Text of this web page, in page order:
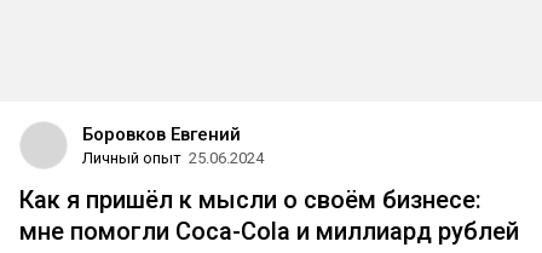
Боровков Евгений
Личный опыт 25.06.2024
Как я пришёл к мысли о своём бизнесе:
мне помогли Coca-Cola и миллиард рублей